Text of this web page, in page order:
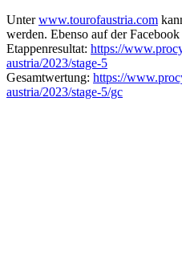
Unterwww.tourofaustria.com
werden. Ebenso auf der
Etappenresultat: https://
austria/2023/stage-5
Gesamtwertung: https://
austria/2023/stage-5/gc